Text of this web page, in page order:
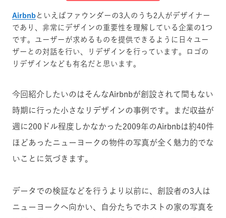
Airbnb といえばファウンダーの3人のうち2人がデザイナー
であり、非常にデザインの重要性を理解している企業の1つ
です。ユーザーが求めるものを提供できるように日々ユー
ザーとの対話を行い、リデザインを行っています。ロゴの
リデザインなども有名だと思います。
今回紹介したいのはそんなAirbnbが創設されて間もない
時期に行った小さなリデザインの事例です。
まだ収益が
週に200ドル程度しかなかった2009年のAirbnbは約40件
ほどあったニューヨークの物件の写真が全く魅力的でな
いことに気づきます。
データでの検証などを行うより以前に、創設者の3人は
ニューヨークへ向かい、自分たちでホストの家の写真を